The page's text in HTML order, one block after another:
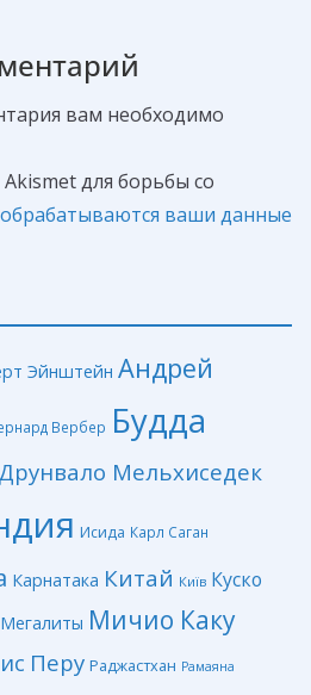
вам необходимо
для борьбы со
ваши данные
Эйнштейн Андрей
Вербер Будда
Друнвало Мельхиседек
Исида Карл Саган
Карнатака Китай Київ Куско
Мегалиты Мичио Каку
Перу Раджастхан Рамаяна